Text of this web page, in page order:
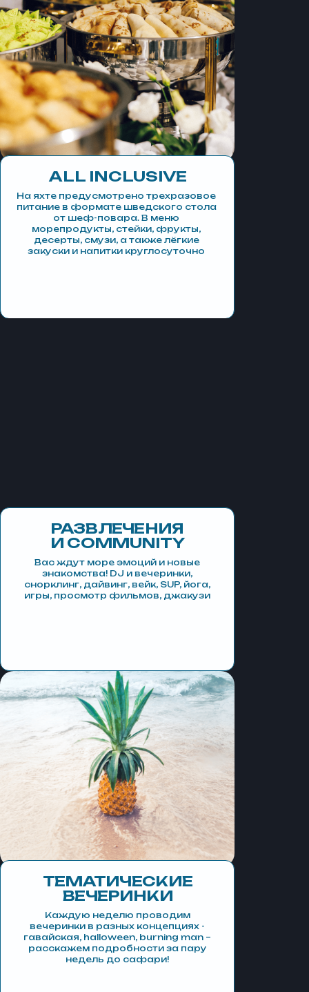
ALL INCLUSIVE
На яхте предусмотрено трехразовое
питание в формате шведского стола
от шеф-повара. В меню
морепродукты, стейки, фрукты,
десерты, смузи, а также лёгкие
закуски и напитки круглосуточно
РАЗВЛЕЧЕНИЯ
И COMMUNITY
Вас ждут море эмоций и новые
знакомства! DJ и вечеринки,
cнорклинг, дайвинг, вейк, SUP, йога,
игры, просмотр фильмов, джакузи
ТЕМАТИЧЕСКИЕ
ВЕЧЕРИНКИ
Каждую неделю проводим
вечеринки в разных концепциях -
гавайская, halloween, burning man –
расскажем подробности за пару
недель до сафари!
как проходит сафари
( )
Вечеринка и ужин на яхте
Сheck out в субботу, до 10:00
Трансфер в аэропорт или в отель
ошибок, просмотр фото
ПРОГРАММА
ТУРА
Cбор участников винг-сафари
на яхте в г. Хургада
ДЕНЬ 1 (суббота)
заселение
Трансфер из аэропорта или отеля
Хургады
Вечером ужин на яхте, заселение
в каюты, прогулка по городу
по желанию
( чем ещё займёмся?)
НЕ ТОЛЬКО
СПОРТ